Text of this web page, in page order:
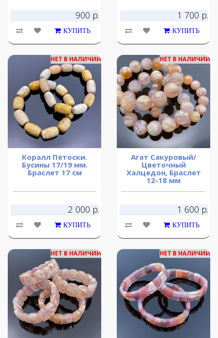
900 р.
КУПИТЬ
1 700 р.
КУПИТЬ
НЕТ В НАЛИЧИИ
Коралл Петоски.
Бусины 17/19 мм.
Браслет 17 см
2 000 р.
КУПИТЬ
НЕТ В НАЛИЧИИ
Агат Сакуровый/
Цветочный
Халцедон, Браслет
12-18 мм
1 600 р.
КУПИТЬ
НЕТ В НАЛИЧИИ НЕТ В НАЛИЧИИ